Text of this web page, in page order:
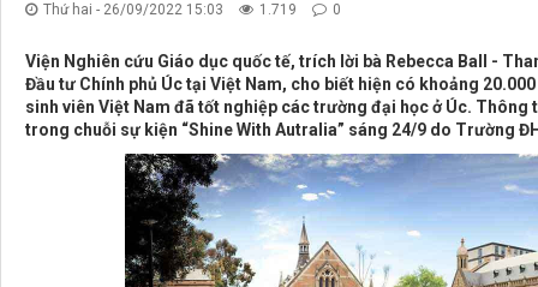
Thứ hai - 26/09/2022 15:03 1.719 0
Viện Nghiên cứu Giáo dục quốc tế, trích lời bà Rebecca Ball -
Đầu tư Chính phủ Úc tại Việt Nam, cho biết hiện có khoảng
sinh viên Việt Nam đã tốt nghiệp các trường đại học ở Úc.
trong chuỗi sự kiện “Shine With Autralia” sáng 24/9 do Trường